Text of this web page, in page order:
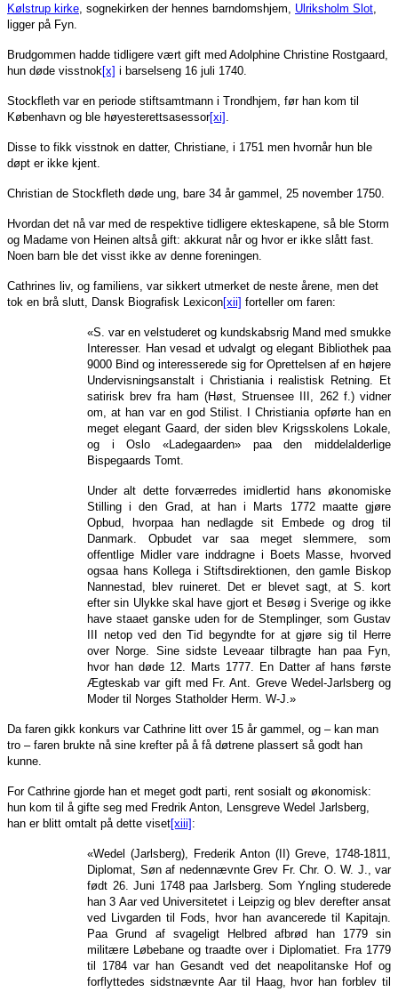
Kølstrup kirke , sognekirken der hennes barndomshjem, Ulriksholm Slot
ligger på Fyn.
Brudgommen hadde tidligere vært gift med Adolphine Christine Rostgaard,
hun døde visstnok [x] i barselseng 16 juli 1740.
Stockfleth var en periode stiftsamtmann i Trondhjem, før han kom til
København og ble høyesterettsasessor[xi]
Disse to fikk visstnok en datter, Christiane, i 1751 men hvornår hun ble
døpt er ikke kjent.
Christian de Stockfleth døde ung, bare 34 år gammel, 25 november 1750.
Hvordan det nå var med de respektive tidligere ekteskapene, så ble Storm
og Madame von Heinen altså gift: akkurat når og hvor er ikke slått fast.
Noen barn ble det visst ikke av denne foreningen.
Cathrines liv, og familiens, var sikkert utmerket de neste årene, men det
tok en brå slutt, Dansk Biografisk Lexicon[xii] forteller om faren:
«S. var en velstuderet og kundskabsrig Mand med smukke
Interesser. Han vesad et udvalgt og elegant Bibliothek paa
9000 Bind og interesserede sig for Oprettelsen af en højere
Undervisningsanstalt i Christiania i realistisk Retning. Et
satirisk brev fra ham (Høst, Struensee III, 262 f.) vidner
om, at han var en god Stilist. I Christiania opførte han en
meget elegant Gaard, der siden blev Krigsskolens Lokale,
og i Oslo «Ladegaarden» paa den middelalderlige
Bispegaards Tomt.
Under alt dette forværredes imidlertid hans økonomiske
Stilling i den Grad, at han i Marts 1772 maatte gjøre
Opbud, hvorpaa han nedlagde sit Embede og drog til
Danmark. Opbudet var saa meget slemmere, som
offentlige Midler vare inddragne i Boets Masse, hvorved
ogsaa hans Kollega i Stiftsdirektionen, den gamle Biskop
Nannestad, blev ruineret. Det er blevet sagt, at S. kort
efter sin Ulykke skal have gjort et Besøg i Sverige og ikke
have staaet ganske uden for de Stemplinger, som Gustav
III netop ved den Tid begyndte for at gjøre sig til Herre
over Norge. Sine sidste Leveaar tilbragte han paa Fyn,
hvor han døde 12. Marts 1777. En Datter af hans første
Ægteskab var gift med Fr. Ant. Greve Wedel-Jarlsberg og
Moder til Norges Statholder Herm. W-J.»
Da faren gikk konkurs var Cathrine litt over 15 år gammel, og – kan man
tro – faren brukte nå sine krefter på å få døtrene plassert så godt han
kunne.
For Cathrine gjorde han et meget godt parti, rent sosialt og økonomisk:
hun kom til å gifte seg med Fredrik Anton, Lensgreve Wedel Jarlsberg,
han er blitt omtalt på dette viset[xiii] :
«Wedel (Jarlsberg), Frederik Anton (II) Greve, 1748-1811,
Diplomat, Søn af nedennævnte Grev Fr. Chr. O. W. J., var
født 26. Juni 1748 paa Jarlsberg. Som Yngling studerede
han 3 Aar ved Universitetet i Leipzig og blev derefter ansat
ved Livgarden til Fods, hvor han avancerede til Kapitajn.
Paa Grund af svageligt Helbred afbrød han 1779 sin
militære Løbebane og traadte over i Diplomatiet. Fra 1779
til 1784 var han Gesandt ved det neapolitanske Hof og
forflyttedes sidstnævnte Aar til Haag, hvor han forblev til